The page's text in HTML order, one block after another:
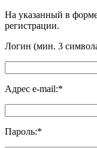
На указанный в
регистрации.
Логин (мин. 3
Адрес e-mail:*
Пароль:*